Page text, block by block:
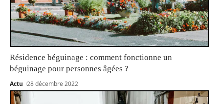
Résidence béguinage : comment fonctionne un
béguinage pour personnes âgées ?
Actu 28 décembre 2022